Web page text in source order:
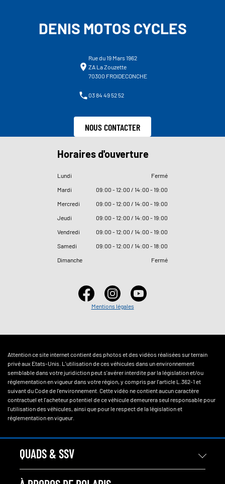
DENIS MOTOS CYCLES
Rue du 19 Mars 1962
ZA La Zouzette
70300 FROIDECONCHE
03 84 49 52 52
NOUS CONTACTER
Horaires d'ouverture
Lundi
Fermé
Mardi
09:00 - 12:00 / 14:00 - 19:00
Mercredi
09:00 - 12:00 / 14:00 - 19:00
Jeudi
09:00 - 12:00 / 14:00 - 19:00
Vendredi
09:00 - 12:00 / 14:00 - 19:00
Samedi
09:00 - 12:00 / 14:00 - 18:00
Dimanche
Fermé
Mentions légales
Attention ce site internet contient des photos et des vidéos réalisées sur terrain
privé aux Etats-Unis. L'utilisation de ces véhicules dans un environnement
semblable dans votre juridiction peut s'avérer interdite par la législation et/ou
réglementation en vigueur dans votre région, y compris par l'article L.362-1 et
suivant du Code de l'environnement. Cette vidéo ne contient aucun caractère
contractuel et l'acheteur potentiel de ce véhicule demeurera seul responsable pour
l'utilisation des véhicules, ainsi que pour le respect de la législation et
réglementation en vigueur.
QUADS & SSV